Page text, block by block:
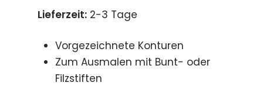
Lieferzeit: 2-3 Tage
Vorgezeichnete Konturen
Zum Ausmalen mit Bunt- oder
Filzstiften